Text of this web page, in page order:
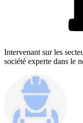
Intervenant sur les
société experte dans le